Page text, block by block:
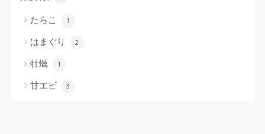
たらこ 1
はまぐり 2
牡蠣 1
甘エビ 3